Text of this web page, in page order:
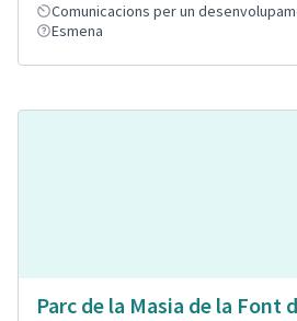
Comunicacions per un
Esmena
Parc de la Masia de la Font